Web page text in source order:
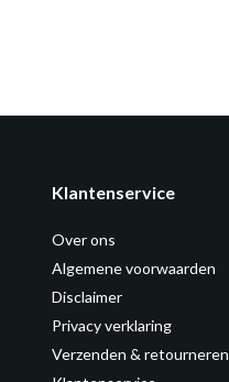
Klantenservice
Over ons
Algemene voorwaarden
Disclaimer
Privacy verklaring
Verzenden & retourneren